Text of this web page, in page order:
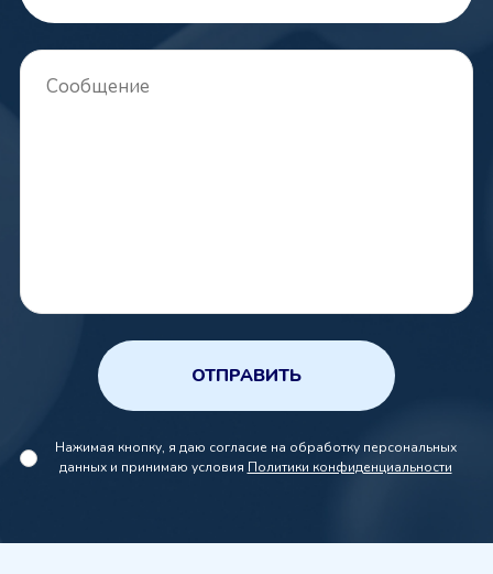
ОТПРАВИТЬ
Нажимая кнопку, я даю согласие на обработку персональных
данных и принимаю условия Политики конфиденциальности